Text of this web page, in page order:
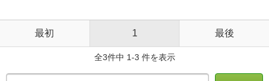
最初 1 最後
全3件中 1-3 件を表示